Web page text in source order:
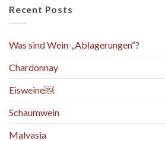
Recent Posts
Was sind Wein-„Ablagerungen“?
Chardonnay
Eisweine￼
Schaumwein
Malvasia